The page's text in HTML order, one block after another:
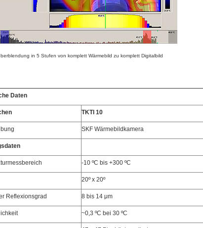
in 5 Stufen von komplett Wärmebild zu komplett Digitalbild
Daten
TKTI 10
SKF Wärmebildkamera
-10 ºC bis +300 ºC
20º x 20º
Reflexionsgrad 8 bis 14 μm
~0,3 ºC bei 30 ºC